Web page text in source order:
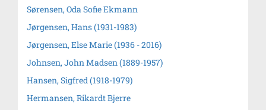
Sørensen, Oda Sofie Ekmann
Jørgensen, Hans (1931-1983)
Jørgensen, Else Marie (1936 - 2016)
Johnsen, John Madsen (1889-1957)
Hansen, Sigfred (1918-1979)
Hermansen, Rikardt Bjerre